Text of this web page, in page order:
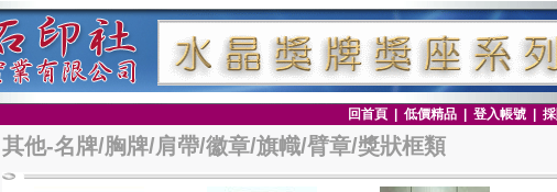
回首頁| 低價精品| 登入帳號|
其他-名牌/胸牌/肩帶/徽章/旗幟/臂章/獎狀框類